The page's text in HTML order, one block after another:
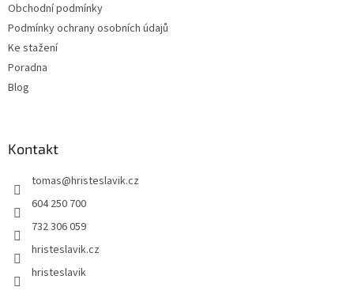
Obchodní podmínky
Podmínky ochrany osobních údajů
Ke stažení
Poradna
Blog
Kontakt
tomas@hristeslavik.cz
604 250 700
732 306 059
hristeslavik.cz
hristeslavik